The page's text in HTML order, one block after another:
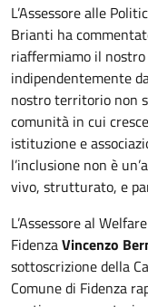
L’Assessore alle
Brianti ha
riaffermiamo il
indipendentemente
nostro territorio non
comunità in cui
istituzione e
l’inclusione non è
vivo, strutturato, e
L’Assessore al
FidenzaVincenzo
sottoscrizione della
Comune di Fidenza